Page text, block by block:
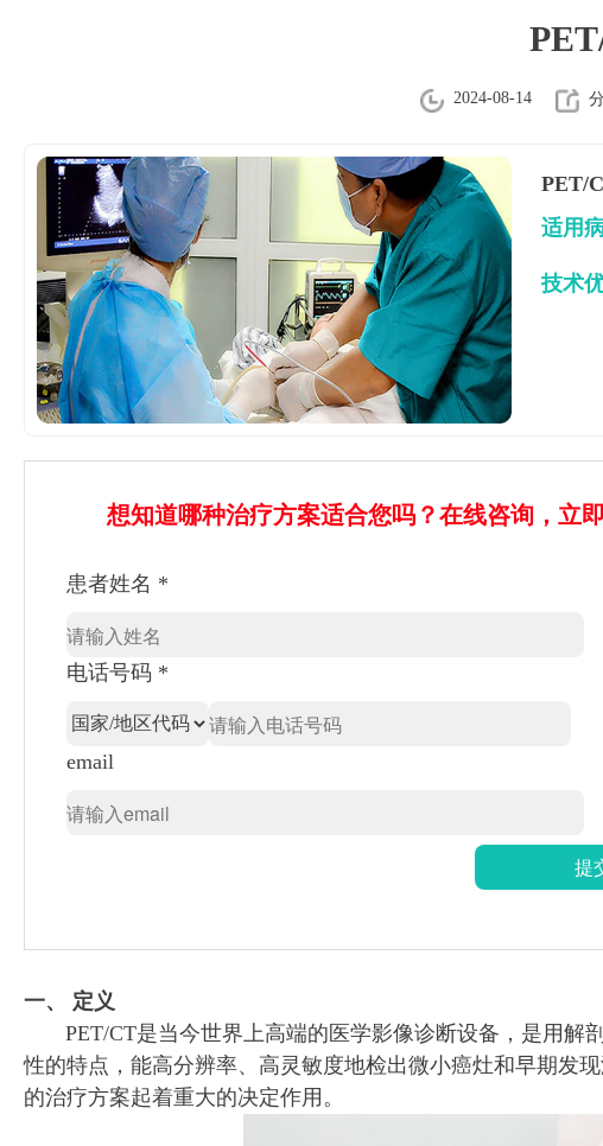
宋士军
肿瘤科
2024-08-14
PET/
适用
技术
想知道哪种治疗方案适合您吗？在线咨询，立
患者姓名 *
电话号码 *
email
一、 定义
PET/CT是当今世界上高端的医学影像诊断设备，是用解
性的特点，能高分辨率、高灵敏度地检出微小癌灶和早期发
的治疗方案起着重大的决定作用。